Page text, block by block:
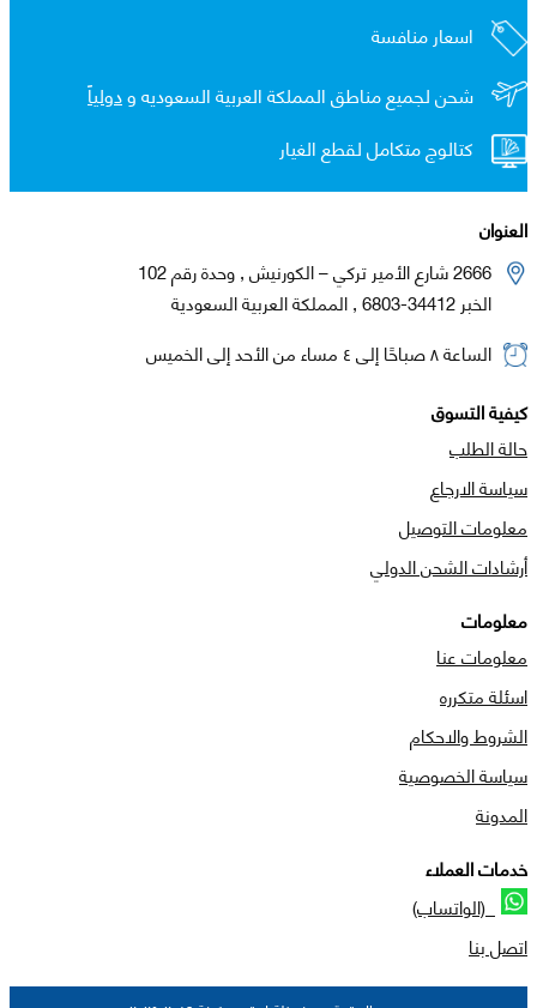
اسعار منافسة
شحن لجميع مناطق المملكة العربية السعوديه ودولياً
كتالوج متكامل لقطع الغيار
العنوان
2666 شارع الأمير تركي – الكورنيش , وحدة رقم 102
الخبر 34412-6803 , المملكة العربية السعودية
الساعة ٨ صباحًا إلى ٤ مساء من الأحد إلى الخميس
كيفية التسوق
حالة الطلب
سياسة الارجاع
معلومات التوصيل
أرشادات الشحن الدولي
معلومات
معلومات عنا
اسئلة متكرره
الشروط والاحكام
سياسة الخصوصية
المدونة
خدمات العملاء
(الواتساب)
اتصل بنا